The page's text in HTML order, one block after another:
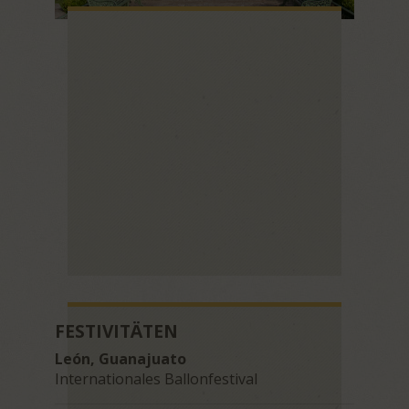
FESTIVITÄTEN
León, Guanajuato
Internationales Ballonfestival